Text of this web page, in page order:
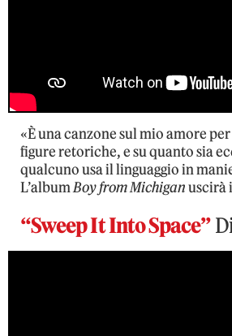
«È una canzone sul mio amore
figure retoriche, e su quanto sia
qualcuno usa il linguaggio in
L’albumBoy from Michiganuscirà
“Sweep It Into Space”